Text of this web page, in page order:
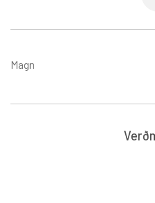
Magn
Verð